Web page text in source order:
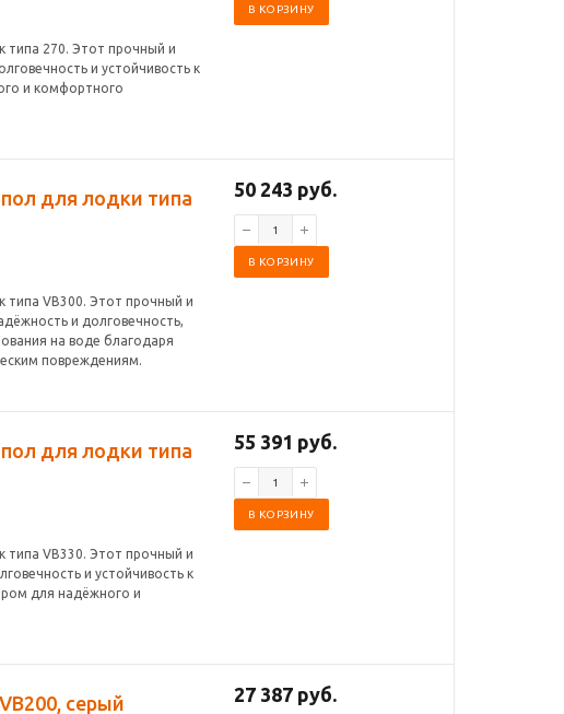
типа 270. Этот прочный и
и устойчивость к
и комфортного
В КОРЗИНУ
для лодки типа
типа VB300. Этот прочный и
и долговечность,
на воде благодаря
повреждениям.
50 243 руб.
В КОРЗИНУ
для лодки типа
типа VB330. Этот прочный и
и устойчивость к
для надёжного и
55 391 руб.
В КОРЗИНУ
серый 27 387 руб.